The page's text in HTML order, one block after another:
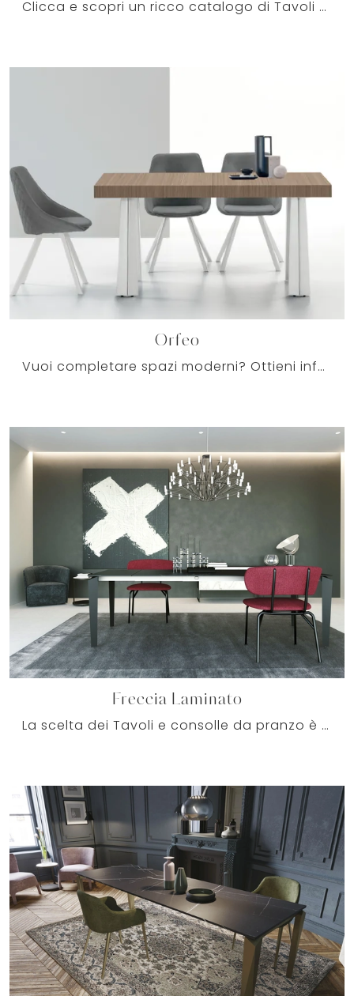
Clicca e scopri un ricco catalogo di Tavoli moderni allungabili da pranzo! Il modello Sagittario di Target Point ti attende.
Orfeo
Vuoi completare spazi moderni? Ottieni informazioni sui tavoli moderni allungabili: il modello da cucina Orfeo ti attende.
Freccia Laminato
La scelta dei Tavoli e consolle da pranzo è fondamentale se desideri completare il proprio Arredamento Casa: vanno tenuti in considerazione gli spazi ...